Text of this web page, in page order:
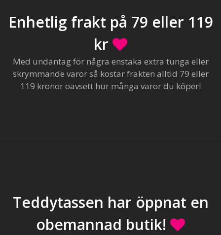
Enhetlig frakt på 79 eller 119
kr
Med undantag för några enstaka extra tunga eller
skrymmande varor så kostar frakten alltid 79 eller
119 kronor oavsett hur många varor du köper!
Teddytassen har öppnat en
obemannad butik!